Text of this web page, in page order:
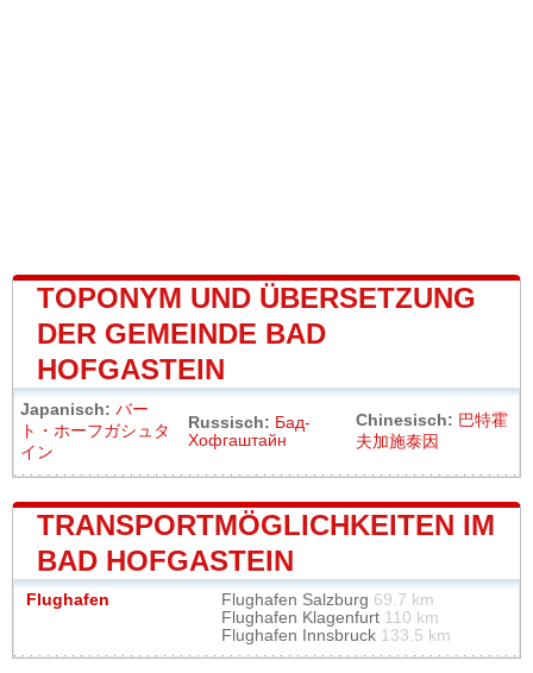
TOPONYM UND ÜBERSETZUNG
DER GEMEINDE BAD
HOFGASTEIN
Japanisch: バー
ト・ホーフガシュタ
イン
Russisch: Бад-
Хофгаштайн
Chinesisch: 巴特霍
夫加施泰因
TRANSPORTMÖGLICHKEITEN IM
BAD HOFGASTEIN
Flughafen Flughafen Salzburg 69.7 km
Flughafen Klagenfurt 110 km
Flughafen Innsbruck 133.5 km